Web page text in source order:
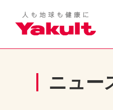
ニュー